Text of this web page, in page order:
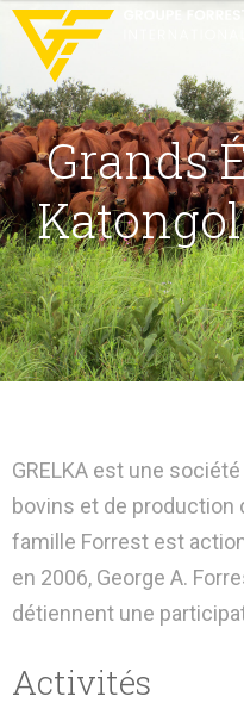
Grands
GRELKA est une
bovins et de production
famille Forrest est
en 2006, George A.
détiennent une
Activités